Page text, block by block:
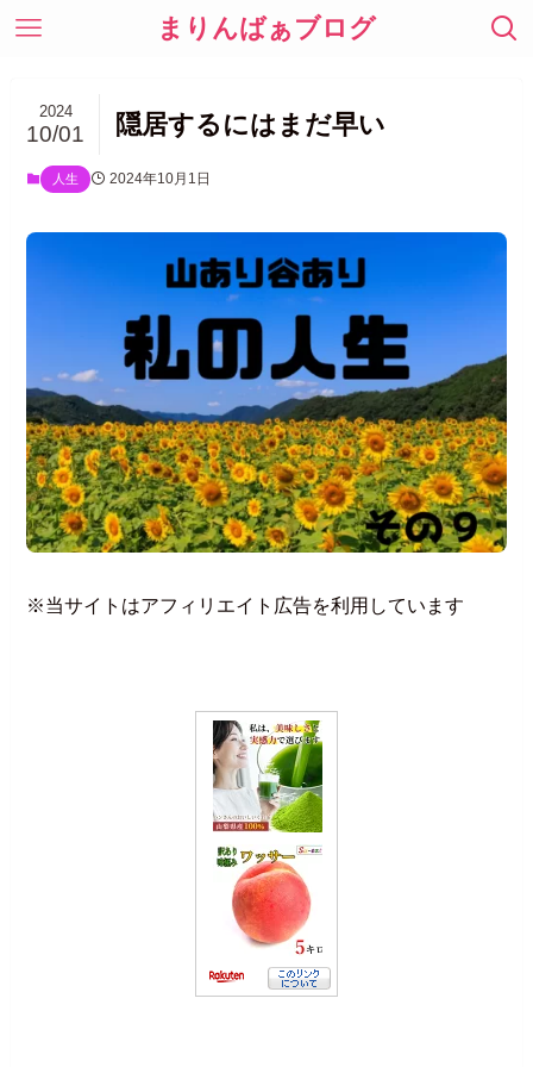
まりんばぁブログ
隠居するにはまだ早い
2024
10/01
人生 2024年10月1日
※当サイトはアフィリエイト広告を利用しています